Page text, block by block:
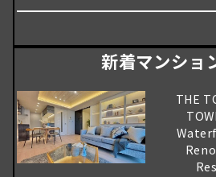
新着マンショ
THE